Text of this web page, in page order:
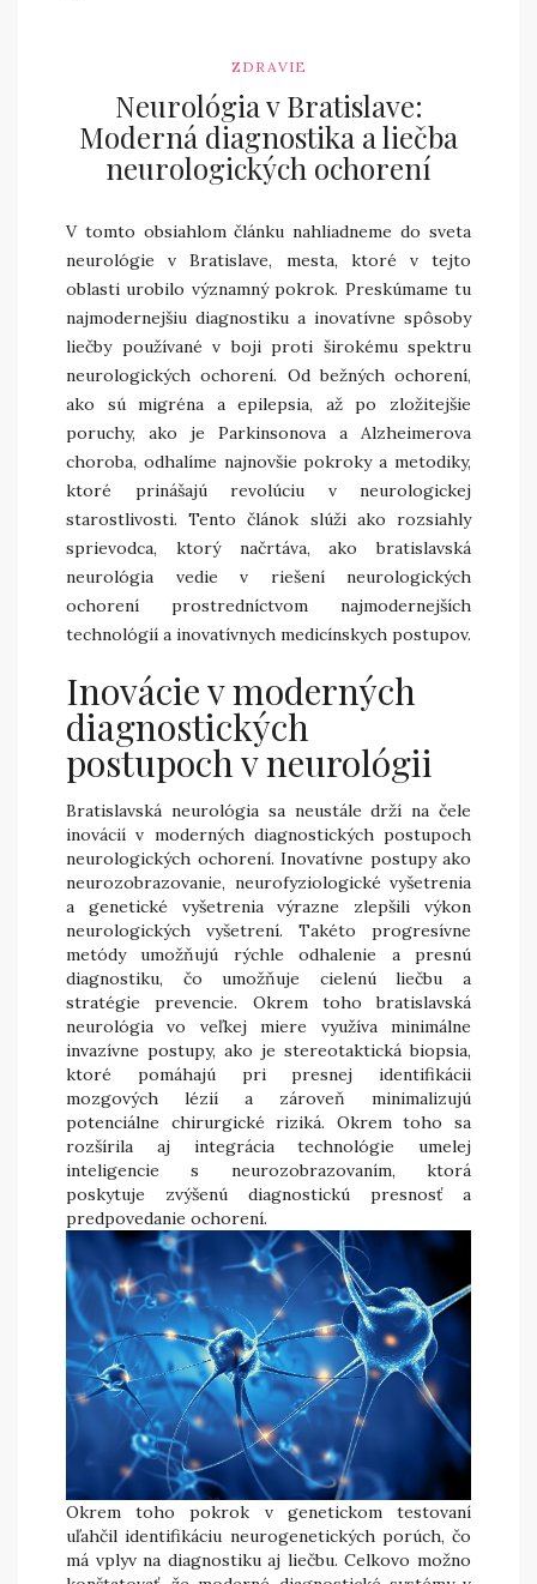
ZDRAVIE
Neurológia v Bratislave:
Moderná diagnostika a liečba
neurologických ochorení
V tomto obsiahlom článku nahliadneme do sveta
neurológie v Bratislave, mesta, ktoré v tejto
oblasti urobilo významný pokrok. Preskúmame tu
najmodernejšiu diagnostiku a inovatívne spôsoby
liečby používané v boji proti širokému spektru
neurologických ochorení. Od bežných ochorení,
ako sú migréna a epilepsia, až po zložitejšie
poruchy, ako je Parkinsonova a Alzheimerova
choroba, odhalíme najnovšie pokroky a metodiky,
ktoré prinášajú revolúciu v neurologickej
starostlivosti. Tento článok slúži ako rozsiahly
sprievodca, ktorý načrtáva, ako bratislavská
neurológia vedie v riešení neurologických
ochorení prostredníctvom najmodernejších
technológií a inovatívnych medicínskych postupov.
Inovácie v moderných
diagnostických
postupoch v neurológii
Bratislavská neurológia sa neustále drží na čele
inovácií v moderných diagnostických postupoch
neurologických ochorení. Inovatívne postupy ako
neurozobrazovanie, neurofyziologické vyšetrenia
a genetické vyšetrenia výrazne zlepšili výkon
neurologických vyšetrení. Takéto progresívne
metódy umožňujú rýchle odhalenie a presnú
diagnostiku, čo umožňuje cielenú liečbu a
stratégie prevencie. Okrem toho bratislavská
neurológia vo veľkej miere využíva minimálne
invazívne postupy, ako je stereotaktická biopsia,
ktoré pomáhajú pri presnej identifikácii
mozgových lézií a zároveň minimalizujú
potenciálne chirurgické riziká. Okrem toho sa
rozšírila aj integrácia technológie umelej
inteligencie s neurozobrazovaním, ktorá
poskytuje zvýšenú diagnostickú presnosť a
predpovedanie ochorení.
Okrem toho pokrok v genetickom testovaní
uľahčil identifikáciu neurogenetických porúch, čo
má vplyv na diagnostiku aj liečbu. Celkovo možno